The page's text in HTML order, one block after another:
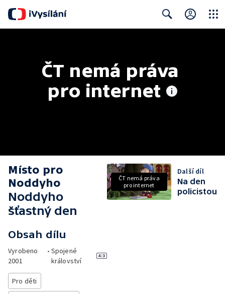
ČT nemá práva
pro internet
Místo pro
Noddyho
Noddyho
šťastný den
Obsah dílu
Vyrobeno
2001
• Spojené
království
Pro děti
ČT nemá práva
pro internet
Další díl
Na den
policistou